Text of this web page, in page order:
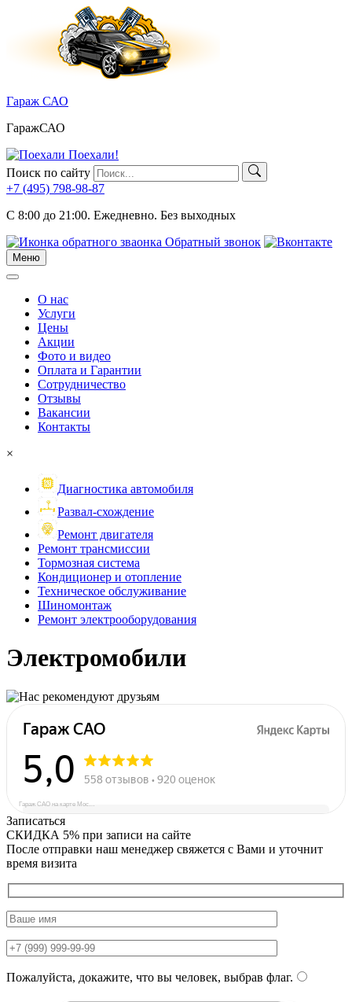
Гараж САО
ГаражСАО
Поехали!
Поиск по сайту
+7 (495) 798-98-87
C 8:00 до 21:00. Ежедневно. Без выходных
Обратный звонок
Меню
Меню
О нас
Услуги
Цены
Акции
Фото и видео
Оплата и Гарантии
Сотрудничество
Отзывы
Вакансии
Контакты
×
Диагностика автомобиля
Развал-схождение
Ремонт двигателя
Ремонт трансмиссии
Тормозная система
Кондиционер и отопление
Техническое обслуживание
Шиномонтаж
Ремонт электрооборудования
Электромобили
Гараж САО на карте Москвы — Яндекс Карты
Записаться
СКИДКА 5% при записи на сайте
После отправки наш менеджер свяжется с Вами и уточнит
время визита
Пожалуйста, докажите, что вы человек, выбрав флаг.